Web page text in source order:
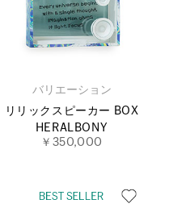
バリエーション
リリックスピーカー BOX
HERALBONY
￥350,000